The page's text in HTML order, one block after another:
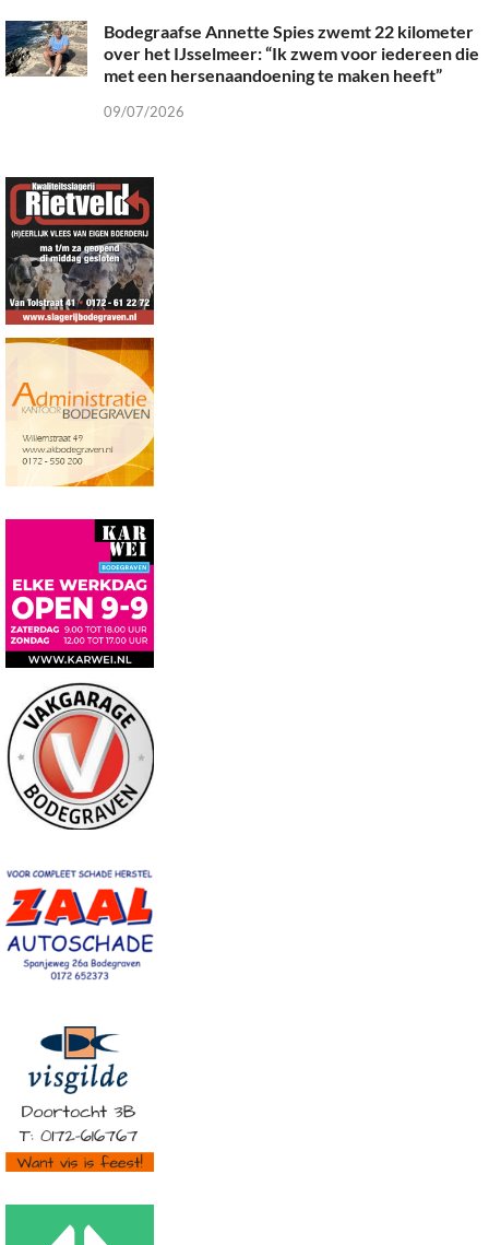
Bodegraafse Annette Spies zwemt 22 kilometer
over het IJsselmeer: “Ik zwem voor iedereen die
met een hersenaandoening te maken heeft”
09/07/2026